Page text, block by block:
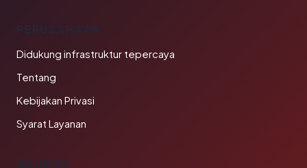
PERUSAHAAN
Didukung infrastruktur tepercaya
Tentang
Kebijakan Privasi
Syarat Layanan
BAHASA